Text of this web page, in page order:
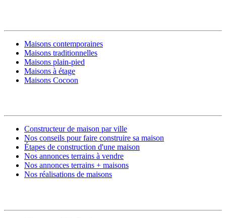
Maisons contemporaines
Maisons traditionnelles
Maisons plain-pied
Maisons à étage
Maisons Cocoon
Constructeur de maison par ville
Nos conseils pour faire construire sa maison
Étapes de construction d'une maison
Nos annonces terrains à vendre
Nos annonces terrains + maisons
Nos réalisations de maisons